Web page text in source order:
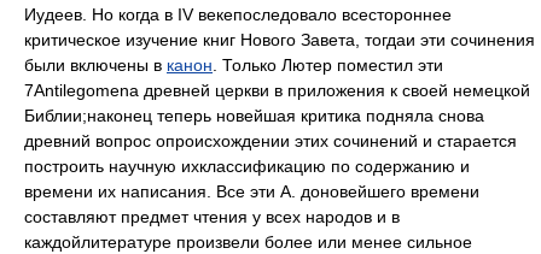
Иудеев. Но когда в IV векепоследовало всестороннее
критическое изучение книг Нового Завета, тогдаи эти сочинения
были включены в канон . Только Лютер поместил эти
7Antilegomena древней церкви в приложения к своей немецкой
Библии;наконец теперь новейшая критика подняла снова
древний вопрос опроисхождении этих сочинений и старается
построить научную ихклассификацию по содержанию и
времени их написания. Все эти А. доновейшего времени
составляют предмет чтения у всех народов и в
каждойлитературе произвели более или менее сильное